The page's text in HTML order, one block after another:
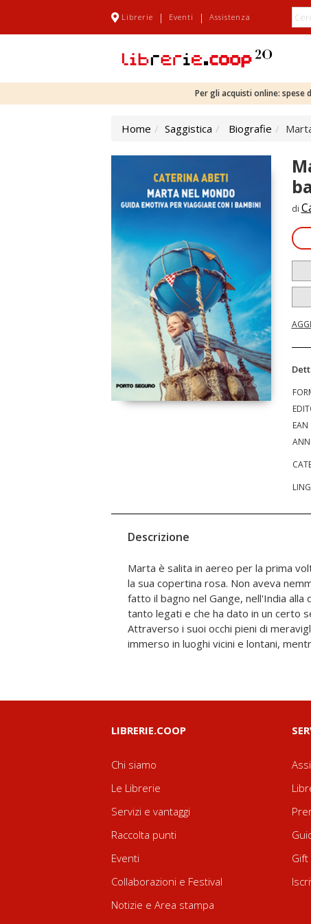
Librerie | Eventi | Assistenza
Per gli acquisti online: spese
Home Saggistica Biografie
di
EAN
Descrizione
Marta è salita in aereo per la prima
la sua copertina rosa. Non aveva
fatto il bagno nel Gange, nell'India alla
tanto legati e che ha dato in un certo
Attraverso i suoi occhi pieni di
immerso in luoghi vicini e lontani,
sua mamma conoscerà i dubbi, i
bellezza di condividere con lei queste
emozionale ma anche una guida
la possibilità di viaggiare ovunque
con forza la straordinaria capacità dei
LIBRERIE.COOP
Chi siamo
Le Librerie
Servizi e vantaggi
Raccolta punti
Eventi
Collaborazioni e Festival
Notizie e Area stampa
Gift